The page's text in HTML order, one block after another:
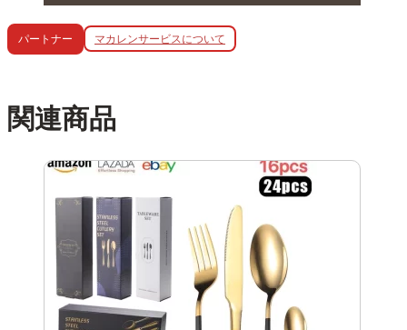
パートナー マカレンサービスについて
関連商品